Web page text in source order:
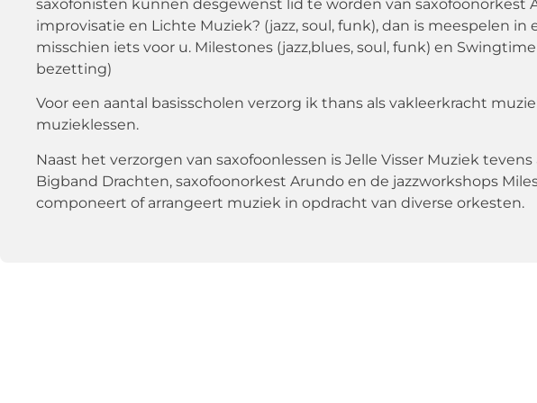
saxofonisten kunnen desgewenst lid te worden van saxofoonorkest
improvisatie en Lichte Muziek? (jazz, soul, funk), dan is meespelen in
misschien iets voor u. Milestones (jazz,blues, soul, funk) en
bezetting)
Voor een aantal basisscholen verzorg ik thans als vakleerkracht
muzieklessen.
Naast het verzorgen van saxofoonlessen is Jelle Visser Muziek
Bigband Drachten, saxofoonorkest Arundo en de jazzworkshops
componeert of arrangeert muziek in opdracht van diverse orkesten.